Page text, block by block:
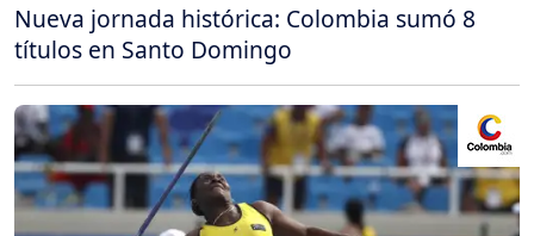
Nueva jornada histórica: Colombia sumó 8
títulos en Santo Domingo